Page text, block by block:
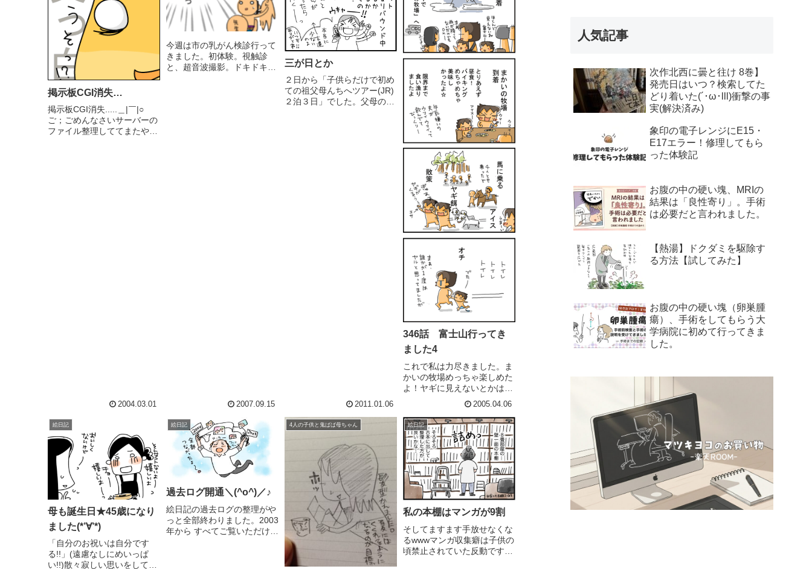
掲示板CGI消失…
掲示板CGI消失.....＿|￣|○
ご；ごめんなさいサーバーの
ファイル整理しててまたやっ
2004.03.01
今週は市の乳がん検診行って
きました。初体験。視触診
と、超音波撮影。ドキドキと
2007.09.15
三が日とか
２日から「子供らだけで初め
ての祖父母んちへツアー(JR)
２泊３日」でした。父母の心
2011.01.06
346話 富士山行ってき
ました4
これで私は力尽きました。ま
かいの牧場めっちゃ楽しめた
よ！ヤギに見えないとかはさ
2005.04.06
絵日記
母も誕生日★45歳になり
ました(*’∀’*)
「自分のお祝いは自分です
る!!」(遠慮なしにめいっぱ
い!!)散々寂しい思いをしてき
絵日記
過去ログ開通＼(^o^)／♪
絵日記の過去ログの整理がや
っと全部終わりました。2003
年から すべてご覧いただけま
4人の子供と鬼ばば母ちゃん 絵日記
私の本棚はマンガが9割
そしてますます手放せなくな
るwwwマンガ収集癖は子供の
頃禁止されていた反動です。
人気記事
次作北西に曇と往け 8巻】
発売日はいつ？検索してた
どり着いた(´･ω･lll)衝撃の事
実(解決済み)
象印の電子レンジにE15・
E17エラー！修理してもら
った体験記
お腹の中の硬い塊、MRIの
結果は「良性寄り」。手術
は必要だと言われました。
【熱湯】ドクダミを駆除す
る方法【試してみた】
お腹の中の硬い塊（卵巣腫
瘍）、手術をしてもらう大
学病院に初めて行ってきま
した。